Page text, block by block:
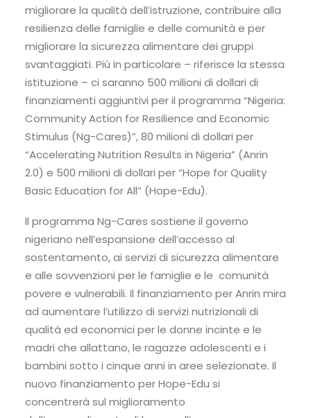
migliorare la qualità dell’istruzione, contribuire alla
resilienza delle famiglie e delle comunità e per
migliorare la sicurezza alimentare dei gruppi
svantaggiati. Più in particolare – riferisce la stessa
istituzione – ci saranno 500 milioni di dollari di
finanziamenti aggiuntivi per il programma “Nigeria:
Community Action for Resilience and Economic
Stimulus (Ng-Cares)”, 80 milioni di dollari per
“Accelerating Nutrition Results in Nigeria” (Anrin
2.0) e 500 milioni di dollari per “Hope for Quality
Basic Education for All” (Hope-Edu).
Il programma Ng-Cares sostiene il governo
nigeriano nell’espansione dell’accesso al
sostentamento, ai servizi di sicurezza alimentare
e alle sovvenzioni per le famiglie e le comunità
povere e vulnerabili. Il finanziamento per Anrin mira
ad aumentare l’utilizzo di servizi nutrizionali di
qualità ed economici per le donne incinte e le
madri che allattano, le ragazze adolescenti e i
bambini sotto i cinque anni in aree selezionate. Il
nuovo finanziamento per Hope-Edu si
concentrerà sul miglioramento